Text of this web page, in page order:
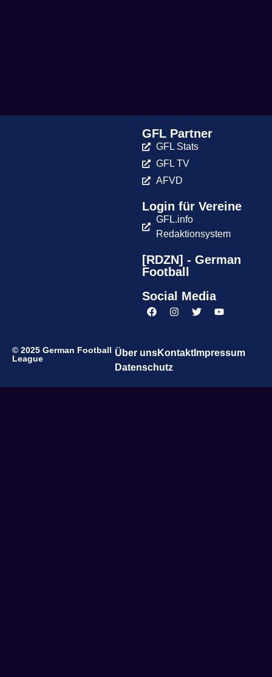
GFL Partner
GFL Stats
GFL TV
AFVD
Login für Vereine
GFL.info
Redaktionsystem
[RDZN] - German
Football
Social Media
© 2025 German Football
League
Über unsKontaktImpressum
Datenschutz